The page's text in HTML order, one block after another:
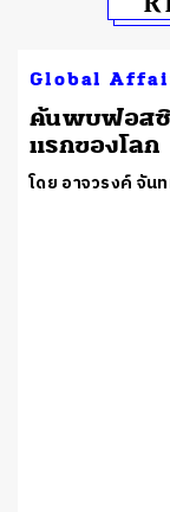
Global
ค้นพบฟอสซิ
แรกของโลก
โดย อาจวรงค์ จัน